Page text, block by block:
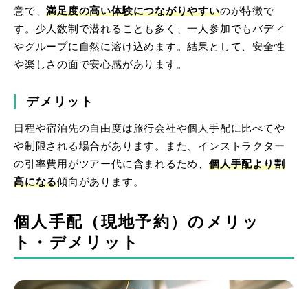
意で、満足度の高い体験につながりやすいのが特徴で
す。少人数制で潜れることも多く、一人参加でもバディ
やグループに自然に溶け込めます。結果として、安全性
や楽しさの面で安心感があります。
デメリット
日程や宿泊先の自由度は旅行会社や個人手配に比べてや
や制限される場合があります。また、インストラクター
の引率費用がツアー代に含まれるため、個人手配より割
高になる傾向があります。
個人手配（現地予約）のメリッ
ト・デメリット